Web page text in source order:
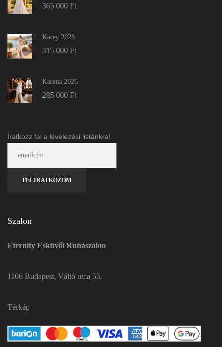
365 000 Ft
Karey 2026
315 000 Ft
Karena 2026
285 000 Ft
Íratkozz fel a levelezési listánkra!
Szalon
Eternity Esküvői Ruhaszalon
1106 Budapest, Váltó utca 55.
Térkép